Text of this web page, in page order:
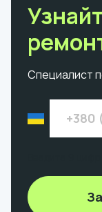
Специалист